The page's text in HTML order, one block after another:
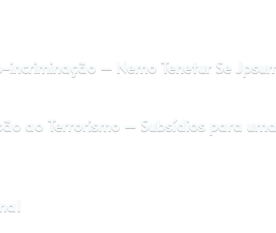
– Nemo Tenetur Se
ao Terrorismo – Subsídios para